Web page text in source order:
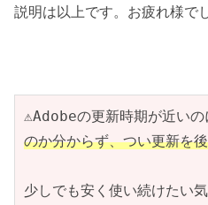
説明は以上です。お疲れ様で
⚠Adobeの更新時期が近いの
のか分からず、つい更新を
少しでも安く使い続けたい